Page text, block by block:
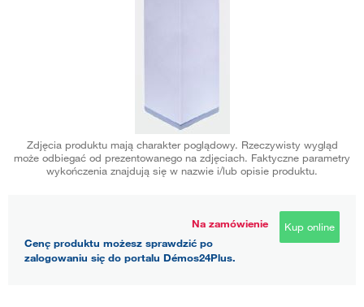
Zdjęcia produktu mają charakter poglądowy. Rzeczywisty wygląd
może odbiegać od prezentowanego na zdjęciach. Faktyczne parametry
wykończenia znajdują się w nazwie i/lub opisie produktu.
Na zamówienie
Cenę produktu możesz sprawdzić po
zalogowaniu się do portalu Démos24Plus.
Kup online